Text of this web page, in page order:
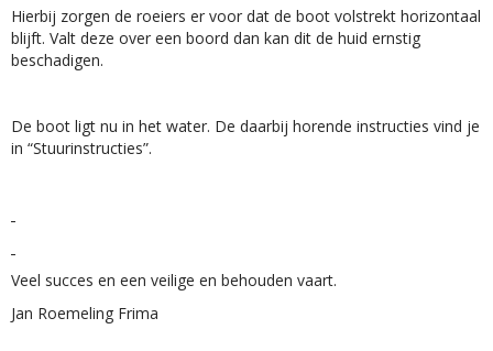
Hierbij zorgen de roeiers er voor dat de boot volstrekt horizontaal
blijft. Valt deze over een boord dan kan dit de huid ernstig
beschadigen.
De boot ligt nu in het water. De daarbij horende instructies vind je
in “Stuurinstructies”.
Veel succes en een veilige en behouden vaart.
Jan Roemeling Frima